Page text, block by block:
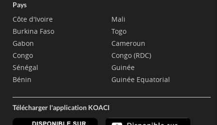
Pays
Côte d'Ivoire
Burkina Faso
Gabon
Congo
Sénégal
Bénin
Mali
Togo
Cameroun
Congo (RDC)
Guinée
Guinée Equatorial
Télécharger l'application KOACI